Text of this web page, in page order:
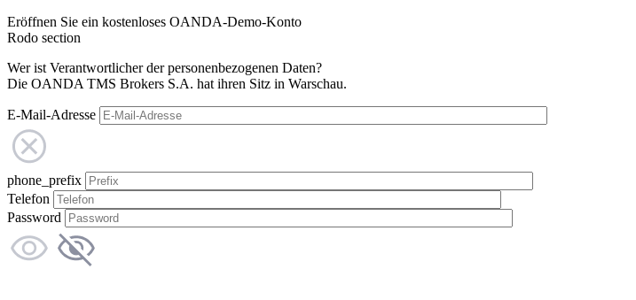
Eröffnen Sie ein kostenloses OANDA-Demo-Konto
Rodo section
Wer ist Verantwortlicher der personenbezogenen Daten?
Die OANDA TMS Brokers S.A. hat ihren Sitz in Warschau.
E-Mail-Adresse
phone_prefix
Telefon
Password